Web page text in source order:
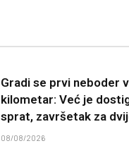
Gradi se prvi neboder
kilometar: Već je
sprat, završetak za
08/08/2026